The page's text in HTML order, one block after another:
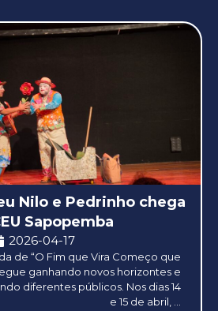
Nilo e Pedrinho chega
Sapopemba
2026-04-17
de “O Fim que Vira Começo que
ganhando novos horizontes e
diferentes públicos. Nos dias 14
e 15 de abril, ...